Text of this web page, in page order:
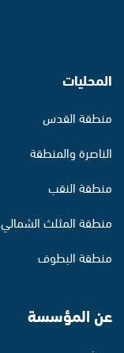
المحليات
منطقة القدس
الناصرة والمنطقة
منطقة النقب
منطقة المثلث الشمالي
منطقة البطوف
عن المؤسسة